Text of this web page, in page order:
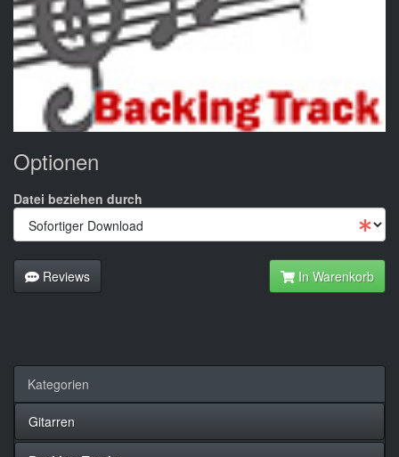
Optionen
Datei beziehen durch
Reviews In Warenkorb
Kategorien
Gitarren